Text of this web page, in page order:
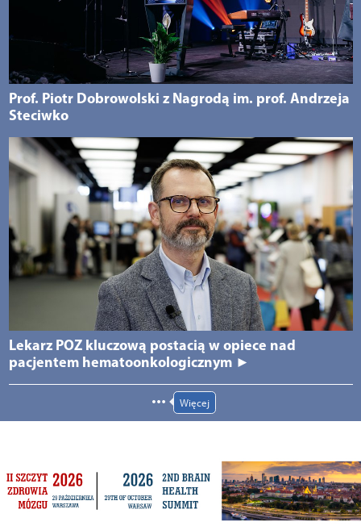
Prof. Piotr Dobrowolski z Nagrodą im. prof. Andrzeja
Steciwko
Lekarz POZ kluczową postacią w opiece nad
pacjentem hematoonkologicznym ►
Więcej